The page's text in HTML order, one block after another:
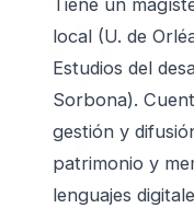
Tiene un
local (U. de
Estudios del
Sorbona).
gestión y
patrimonio y
lenguajes